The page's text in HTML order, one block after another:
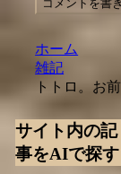
コメントを書
ホーム
雑記
トトロ。お
サイト内の記
事をAIで探す